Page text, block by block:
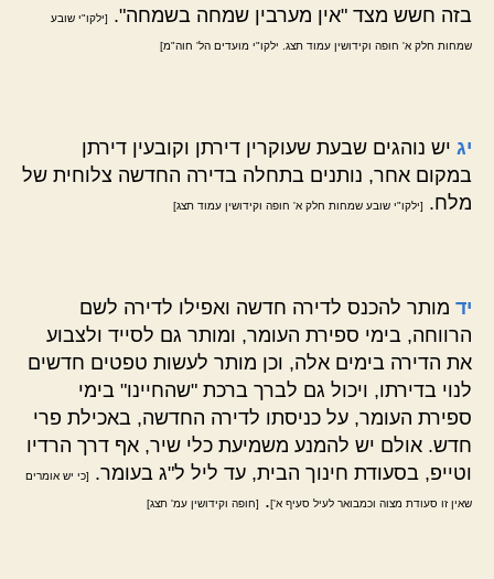
בזה חשש מצד "אין מערבין שמחה בשמחה".
[ילקו"י שובע
שמחות חלק א' חופה וקידושין עמוד תצג. ילקו"י מועדים הל' חוה"מ]
יג יש נוהגים שבעת שעוקרין דירתן וקובעין דירתן
במקום אחר, נותנים בתחלה בדירה החדשה צלוחית של
מלח.
[ילקו"י שובע שמחות חלק א' חופה וקידושין עמוד תצג]
יד מותר להכנס לדירה חדשה ואפילו לדירה לשם
הרווחה, בימי ספירת העומר, ומותר גם לסייד ולצבוע
את הדירה בימים אלה, וכן מותר לעשות טפטים חדשים
לנוי בדירתו, ויכול גם לברך ברכת "שהחיינו" בימי
ספירת העומר, על כניסתו לדירה החדשה, באכילת פרי
חדש. אולם יש להמנע משמיעת כלי שיר, אף דרך הרדיו
וטייפ, בסעודת חינוך הבית, עד ליל ל"ג בעומר.
[כי יש אומרים
שאין זו סעודת מצוה וכמבואר לעיל סעיף א']. [חופה וקידושין עמ' תצג]